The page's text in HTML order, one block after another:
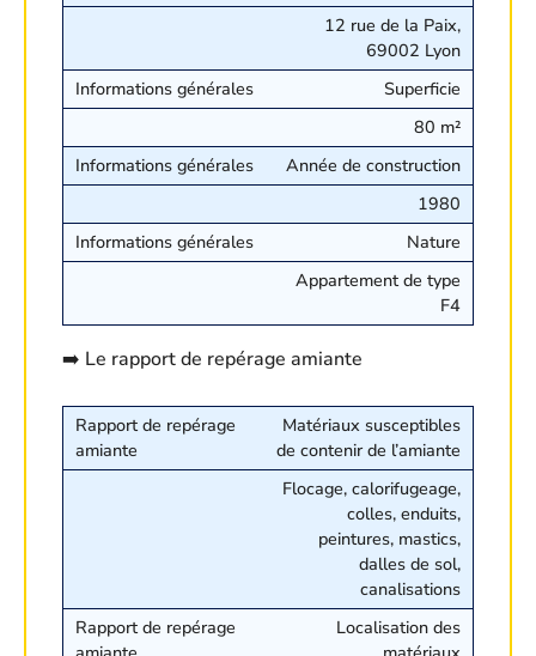
12 rue de la Paix,
69002 Lyon
Superficie
80 m²
Année de construction
1980
Nature
Appartement de type
F4
➡️ Le rapport de repérage amiante
Matériaux susceptibles
de contenir de l’amiante
Flocage, calorifugeage,
colles, enduits,
peintures, mastics,
dalles de sol,
canalisations
Localisation des